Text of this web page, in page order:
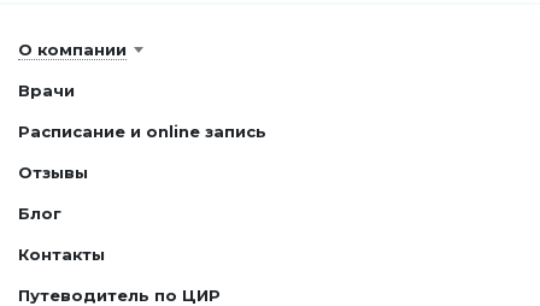
О компании
Врачи
Расписание и online запись
Отзывы
Блог
Контакты
Путеводитель по ЦИР